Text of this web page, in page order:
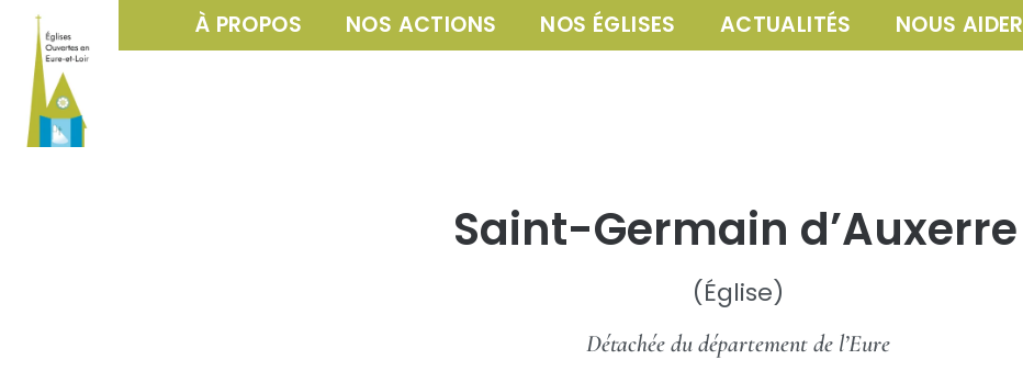
À PROPOS NOS ACTIONS NOS ÉGLISES ACTUALITÉS NOUS AIDER
Saint-Germain d’Auxerre
(Église)
Détachée du département de l’Eure